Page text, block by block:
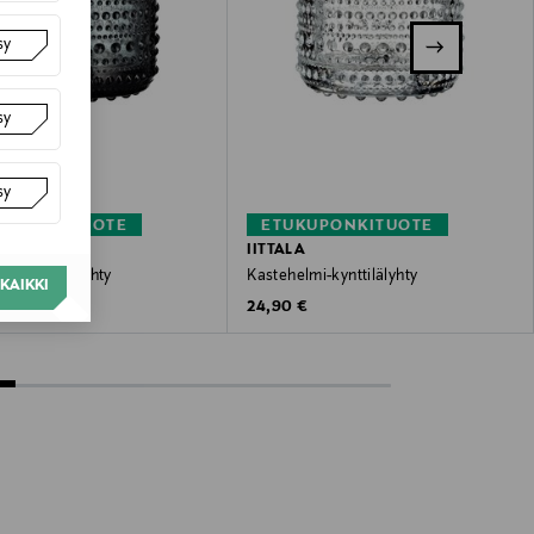
kynttilälyhty
ETUKUPONKITUOTE
IITTALA
Kastehelmi-kynttilälyhty
Original Price
24,90 €